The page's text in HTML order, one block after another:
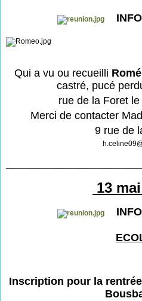
INFO
Qui a vu ou recueilli
castré, pucé
rue de la Foret
Merci de contacter
9 rue de
13
INFO
Inscription pour la